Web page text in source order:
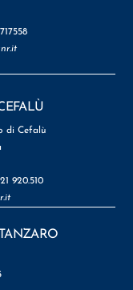
di Cefalù
920.510